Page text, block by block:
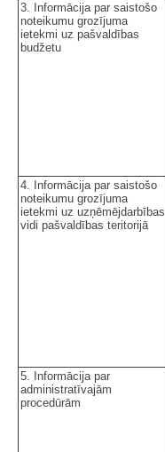
3. Informācija par saistošo
noteikumu grozījuma
ietekmi uz pašvaldības
budžetu
4. Informācija par saistošo
noteikumu grozījuma
ietekmi uz uzņēmējdarbības
vidi pašvaldības teritorijā
5. Informācija par
administratīvajām
procedūrām